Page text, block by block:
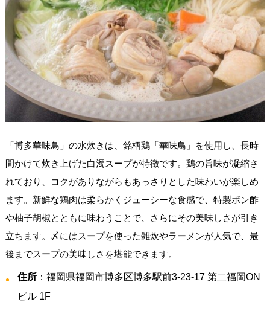
「博多華味鳥」の水炊きは、銘柄鶏「華味鳥」を使用し、長時
間かけて炊き上げた白濁スープが特徴です。鶏の旨味が凝縮さ
れており、コクがありながらもあっさりとした味わいが楽しめ
ます。新鮮な鶏肉は柔らかくジューシーな食感で、特製ポン酢
や柚子胡椒とともに味わうことで、さらにその美味しさが引き
立ちます。〆にはスープを使った雑炊やラーメンが人気で、最
後までスープの美味しさを堪能できます。
住所：福岡県福岡市博多区博多駅前3-23-17 第二福岡ON
ビル 1F